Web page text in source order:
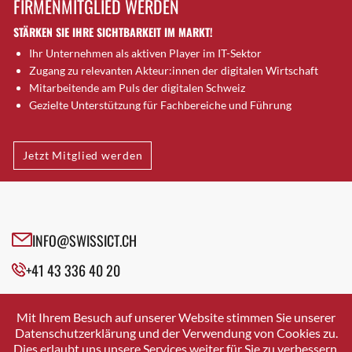
Brugg AG
Brütten
Bubendorf
Bubikon
Buchs (SG)
Bäretswil
Bülach
Cazis
Crissier
Davos Platz
Dierikon
Dietikon
FIRMENMITGLIED WERDEN
STÄRKEN SIE IHRE SICHTBARKEIT IM MARKT!
Ihr Unternehmen als aktiven Player im IT-Sektor
Zugang zu relevanten Akteur:innen der digitalen Wirtschaft
Mitarbeitende am Puls der digitalen Schweiz
Gezielte Unterstützung für Fachbereiche und Führung
Jetzt Mitglied werden
INFO@SWISSICT.CH
+41 43 336 40 20
SWISSICT
VULKANSTRASSE 120
8048 ZURICH
Mit Ihrem Besuch auf unserer Website stimmen Sie unserer
Datenschutzerklärung und der Verwendung von Cookies zu.
Dies erlaubt uns unsere Services weiter für Sie zu verbessern.